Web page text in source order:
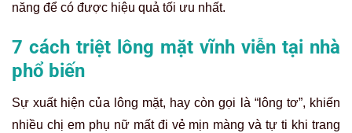
năng để có được hiệu quả tối ưu nhất.
7 cách triệt lông mặt vĩnh viễn tại nhà
phổ biến
Sự xuất hiện của lông mặt, hay còn gọi là “lông tơ”, khiến
nhiều chị em phụ nữ mất đi vẻ mịn màng và tự ti khi trang